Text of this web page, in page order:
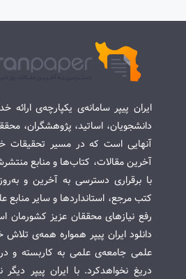
ایران پیپر سامانه‌ی یکپارچه‌ی
دانشجویان، اساتید، پژوهشگران،
آنهایی است که در مسیر تحقیقات
آخرین مقالات، کتاب‌ها و منابع
با برقراری دسترسی به آخرین و
کتب مرجع، استانداردها و سایر
رفع نیازهای محققان عزیز کشورمان
دانلود ایران پیپر همواره همه‌ی تلاش
علمی جامعه‌ی علمی به کاربسته و
دریغ نخواهدکرد. با ایران پیپر